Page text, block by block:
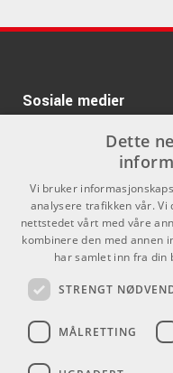
Of Life Tuning
ARTIKKELNUMMER
Jumbo Bass
Mano
MP1767-BK
ARTIKKELNUMMER
Energy
Pickup
ARTIKKELNUMMER
Meinl
Tingsha
Meinl AEVLPS
Sosiale medier
Dette
Vi bruker
analysere trafikken vår.
nettstedet vårt med våre
kombinere den med annen
har samlet inn fra din
STRENGT
MÅLRETTING